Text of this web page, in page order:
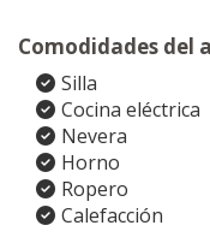
Comodidades del
Silla
Cocina eléctrica
Nevera
Horno
Ropero
Calefacción